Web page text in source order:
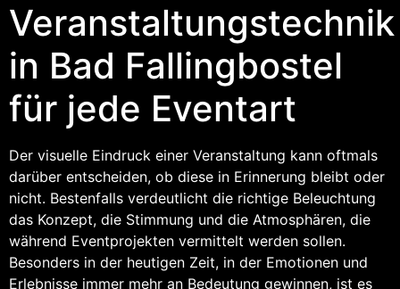
Veranstaltungstechnik
in Bad Fallingbostel
für jede Eventart
Der visuelle Eindruck einer Veranstaltung kann oftmals
darüber entscheiden, ob diese in Erinnerung bleibt oder
nicht. Bestenfalls verdeutlicht die richtige Beleuchtung
das Konzept, die Stimmung und die Atmosphären, die
während Eventprojekten vermittelt werden sollen.
Besonders in der heutigen Zeit, in der Emotionen und
Erlebnisse immer mehr an Bedeutung gewinnen, ist es